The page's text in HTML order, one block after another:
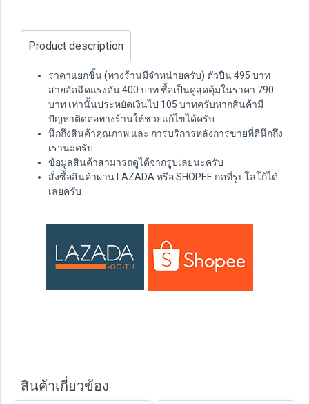
Product description
ราคาแยกชิ้น (ทางร้านมีจำหน่ายครับ) ตัวปืน 495 บาท
สายอัดฉีดแรงดัน 400 บาท ซื้อเป็นคู่สุดคุ้มในราคา 790
บาท เท่านั้นประหยัดเงินไป 105 บาทครับหากสินค้ามี
ปัญหาติดต่อทางร้านให้ช่วยแก้ไขได้ครับ
นึกถึงสินค้าคุณภาพ และ การบริการหลังการขายที่ดีนึกถึง
เรานะครับ
ข้อมูลสินค้าสามารถดูได้จากรูปเลยนะครับ
สั่งซื้อสินค้าผ่าน LAZADA หรือ SHOPEE กดที่รูปโลโก้ได้
เลยครับ
สินค้าเกี่ยวข้อง